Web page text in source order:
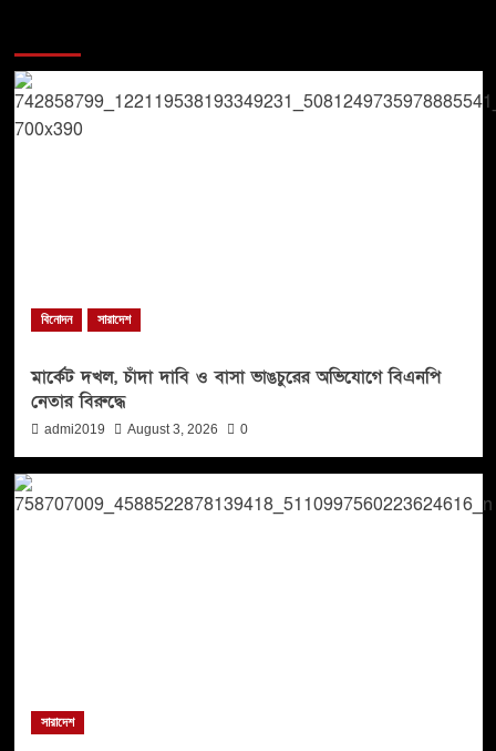
বিনোদন সারাদেশ
মার্কেট দখল, চাঁদা দাবি ও বাসা ভাঙচুরের অভিযোগে বিএনপি
নেতার বিরুদ্ধে
admi2019 August 3, 2026 0
সারাদেশ